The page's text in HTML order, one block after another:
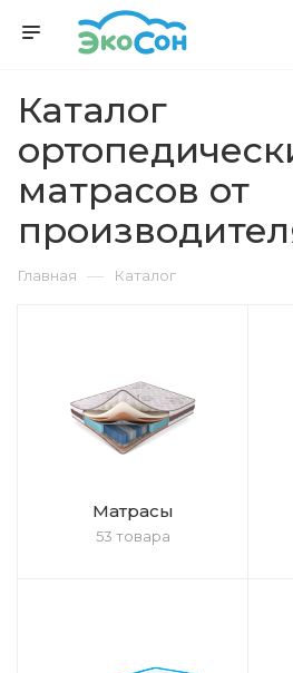
Каталог
матрасов от
Главная — Каталог
Матрасы
53 товара